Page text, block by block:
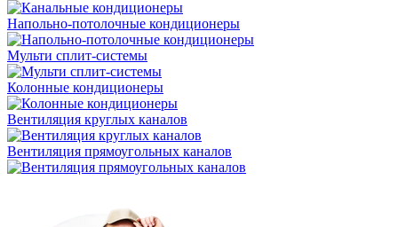
Напольно-потолочные кондиционеры
Мульти сплит-системы
Колонные кондиционеры
Вентиляция круглых каналов
Вентиляция прямоугольных каналов